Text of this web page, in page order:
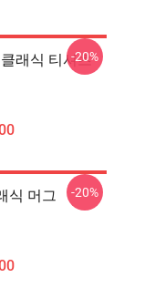
래식 티셔츠
-20%
식 머그
-20%